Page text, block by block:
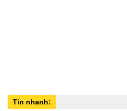
Tin nhanh: